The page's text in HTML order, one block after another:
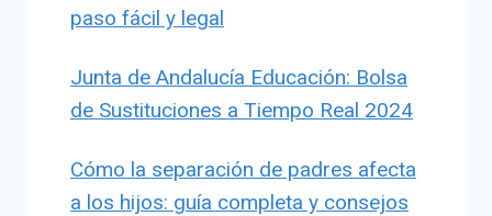
paso fácil y legal
Junta de Andalucía Educación: Bolsa
de Sustituciones a Tiempo Real 2024
Cómo la separación de padres afecta
a los hijos: guía completa y consejos